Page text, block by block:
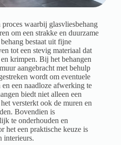
waarbij glasvliesbehang
om een strakke en duurzame
bestaat uit fijne
tot een stevig materiaal dat
krimpen. Bij het behangen
aangebracht met behulp
wordt om eventuele
een naadloze afwerking te
biedt niet alleen een
versterkt ook de muren en
Bovendien is
te onderhouden en
het een praktische keuze is
interieurs.